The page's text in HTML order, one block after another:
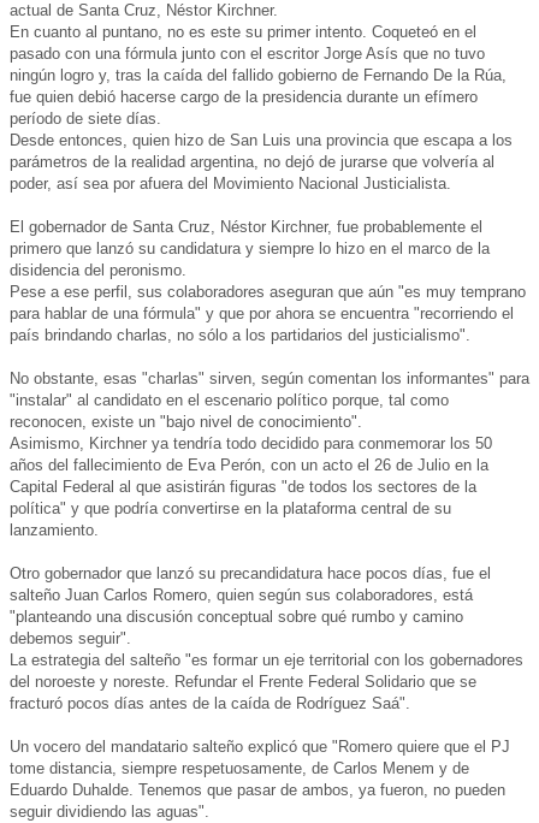
actual de Santa Cruz, Néstor Kirchner.
En cuanto al puntano, no es este su primer intento. Coqueteó en el
pasado con una fórmula junto con el escritor Jorge Asís que no tuvo
ningún logro y, tras la caída del fallido gobierno de Fernando De la Rúa,
fue quien debió hacerse cargo de la presidencia durante un efímero
período de siete días.
Desde entonces, quien hizo de San Luis una provincia que escapa a los
parámetros de la realidad argentina, no dejó de jurarse que volvería al
poder, así sea por afuera del Movimiento Nacional Justicialista.
El gobernador de Santa Cruz, Néstor Kirchner, fue probablemente el
primero que lanzó su candidatura y siempre lo hizo en el marco de la
disidencia del peronismo.
Pese a ese perfil, sus colaboradores aseguran que aún "es muy temprano
para hablar de una fórmula" y que por ahora se encuentra "recorriendo el
país brindando charlas, no sólo a los partidarios del justicialismo".
No obstante, esas "charlas" sirven, según comentan los informantes" para
"instalar" al candidato en el escenario político porque, tal como
reconocen, existe un "bajo nivel de conocimiento".
Asimismo, Kirchner ya tendría todo decidido para conmemorar los 50
años del fallecimiento de Eva Perón, con un acto el 26 de Julio en la
Capital Federal al que asistirán figuras "de todos los sectores de la
política" y que podría convertirse en la plataforma central de su
lanzamiento.
Otro gobernador que lanzó su precandidatura hace pocos días, fue el
salteño Juan Carlos Romero, quien según sus colaboradores, está
"planteando una discusión conceptual sobre qué rumbo y camino
debemos seguir".
La estrategia del salteño "es formar un eje territorial con los gobernadores
del noroeste y noreste. Refundar el Frente Federal Solidario que se
fracturó pocos días antes de la caída de Rodríguez Saá".
Un vocero del mandatario salteño explicó que "Romero quiere que el PJ
tome distancia, siempre respetuosamente, de Carlos Menem y de
Eduardo Duhalde. Tenemos que pasar de ambos, ya fueron, no pueden
seguir dividiendo las aguas".